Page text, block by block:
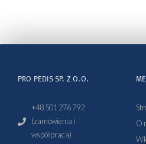
PRO PEDIS SP. Z O.O.
+48 501 276 792
(zamówienia i
współpraca)
O